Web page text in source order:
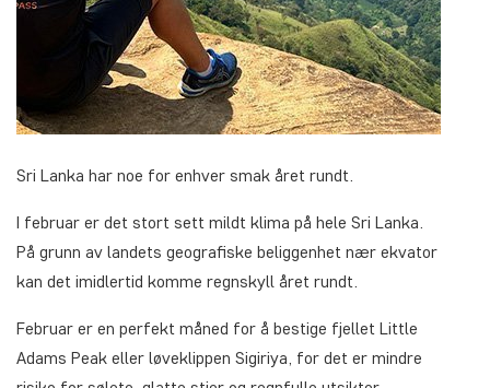
Sri Lanka har noe for enhver smak året rundt.
I februar er det stort sett mildt klima på hele Sri Lanka.
På grunn av landets geografiske beliggenhet nær ekvator
kan det imidlertid komme regnskyll året rundt.
Februar er en perfekt måned for å bestige fjellet Little
Adams Peak eller løveklippen Sigiriya, for det er mindre